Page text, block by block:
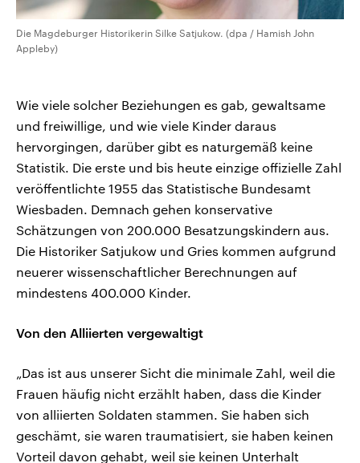
Die Magdeburger Historikerin Silke Satjukow. (dpa / Hamish John
Appleby)
Wie viele solcher Beziehungen es gab, gewaltsame
und freiwillige, und wie viele Kinder daraus
hervorgingen, darüber gibt es naturgemäß keine
Statistik. Die erste und bis heute einzige offizielle Zahl
veröffentlichte 1955 das Statistische Bundesamt
Wiesbaden. Demnach gehen konservative
Schätzungen von 200.000 Besatzungskindern aus.
Die Historiker Satjukow und Gries kommen aufgrund
neuerer wissenschaftlicher Berechnungen auf
mindestens 400.000 Kinder.
Von den Alliierten vergewaltigt
„Das ist aus unserer Sicht die minimale Zahl, weil die
Frauen häufig nicht erzählt haben, dass die Kinder
von alliierten Soldaten stammen. Sie haben sich
geschämt, sie waren traumatisiert, sie haben keinen
Vorteil davon gehabt, weil sie keinen Unterhalt